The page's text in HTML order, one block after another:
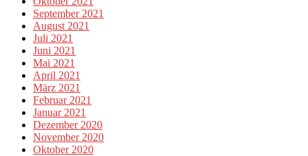
September 2021
August 2021
Juli 2021
Juni 2021
Mai 2021
April 2021
März 2021
Februar 2021
Januar 2021
Dezember 2020
November 2020
Oktober 2020